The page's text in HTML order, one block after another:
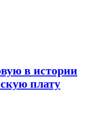
в истории
плату